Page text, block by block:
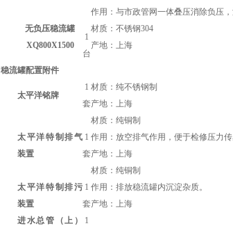
无负压稳流罐
XQ800X1500
1
台
作用：与市政管网一体叠压消除负压
材质：不锈钢304
产地：上海
稳流罐配置附件
太平洋铭牌
1
套
材质：纯不锈钢制
产地： 上海
太平洋特制排气
装置
1
套
材质：纯铜制
作用：放空排气作用，便于检修压力传
产地： 上海
太平洋特制排污
装置
1
套
材质：纯铜制
作用：排放稳流罐内沉淀杂质。
产地： 上海
进水总管（上）
1